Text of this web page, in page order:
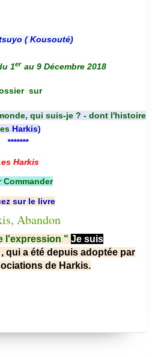
( Kousouté)
1er au 9 Décembre 2018
sur
qui suis-je ? - dont l'histoire
Harkis)
*******
Harkis
Commander
sur le livre
l'expression " Je suis
, qui a été depuis adoptée par
de Harkis.